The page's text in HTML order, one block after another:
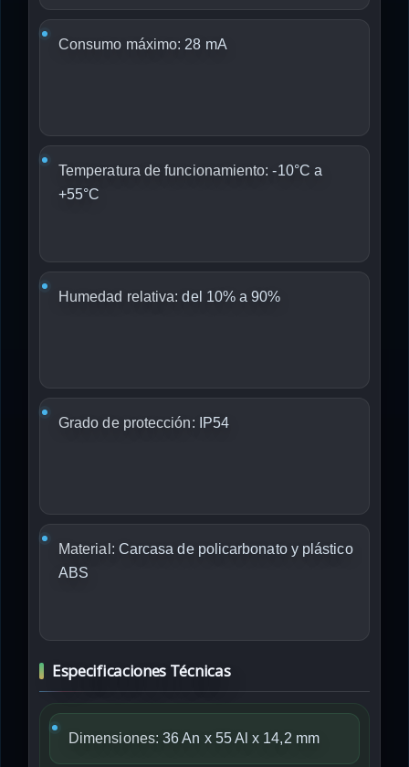
Consumo máximo: 28 mA
Temperatura de funcionamiento: -10°C a
+55°C
Humedad relativa: del 10% a 90%
Grado de protección: IP54
Material: Carcasa de policarbonato y plástico
ABS
Especificaciones Técnicas
Dimensiones: 36 An x 55 Al x 14,2 mm